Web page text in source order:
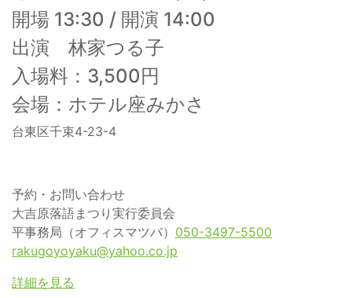
開場 13:30 / 開演 14:00
出演 林家つる子
入場料：3,500円
会場：ホテル座みかさ
台東区千束4-23-4
予約・お問い合わせ
大吉原落語まつり実行委員会
平事務局（オフィスマツバ） 050-3497-5500
rakugoyoyaku@yahoo.co.jp
詳細を見る